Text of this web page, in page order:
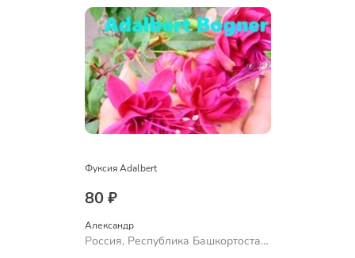
Фуксия Adalbert
80 ₽
Александр
Россия, Республика Башкортостан,